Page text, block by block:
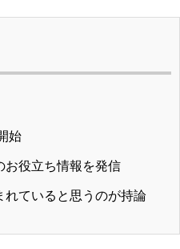
始
お役立ち情報を発信
ていると思うのが持論